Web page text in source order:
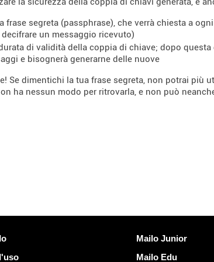
frase segreta (passphrase), che verrà chiesta a
decifrare un messaggio ricevuto)
di validità della coppia di chiave; dopo
e bisognerà generarne delle nuove
Se dimentichi la tua frase segreta, non potrai più
ha nessun modo per ritrovarla, e non può
Scoprire Mailo
Mailo Junior
Mailo Edu